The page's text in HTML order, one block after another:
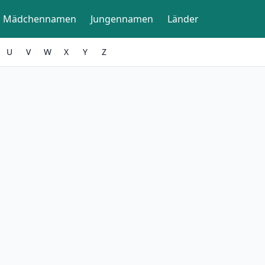
Mädchennamen Jungennamen Länder
U V W X Y Z